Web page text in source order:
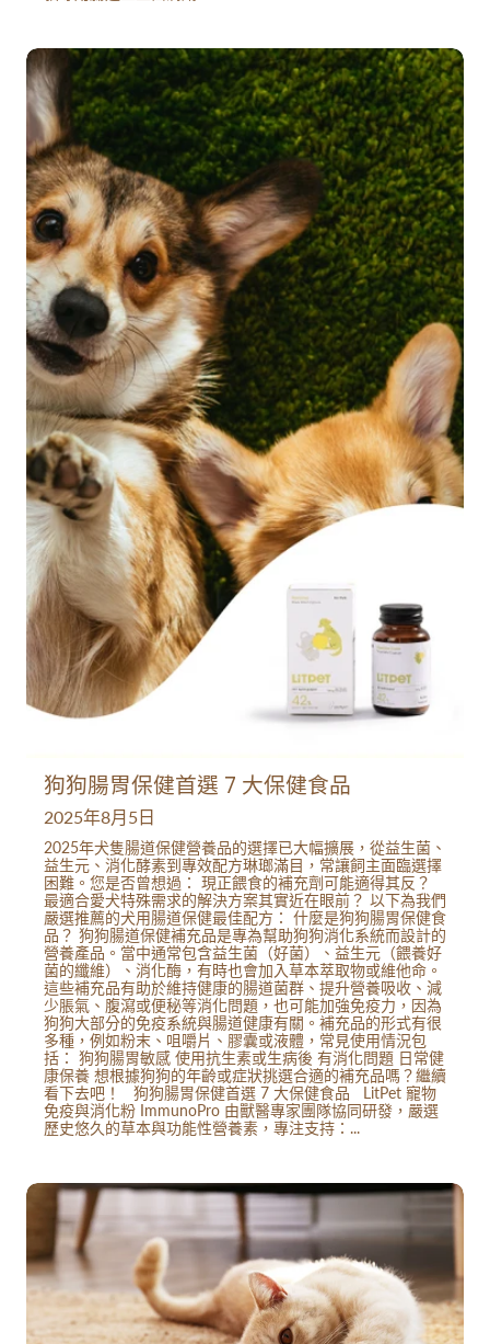
狗狗腸胃保健首選 7 大保健食品
2025年8月5日
2025年犬隻腸道保健營養品的選擇已大幅擴展，從益生菌、
益生元、消化酵素到專效配方琳瑯滿目，常讓飼主面臨選擇
困難。您是否曾想過： 現正餵食的補充劑可能適得其反？
最適合愛犬特殊需求的解決方案其實近在眼前？ 以下為我們
嚴選推薦的犬用腸道保健最佳配方： 什麼是狗狗腸胃保健食
品？ 狗狗腸道保健補充品是專為幫助狗狗消化系統而設計的
營養產品。當中通常包含益生菌（好菌）、益生元（餵養好
菌的纖維）、消化酶，有時也會加入草本萃取物或維他命。
這些補充品有助於維持健康的腸道菌群、提升營養吸收、減
少脹氣、腹瀉或便秘等消化問題，也可能加強免疫力，因為
狗狗大部分的免疫系統與腸道健康有關。補充品的形式有很
多種，例如粉末、咀嚼片、膠囊或液體，常見使用情況包
括： 狗狗腸胃敏感 使用抗生素或生病後 有消化問題 日常健
康保養 想根據狗狗的年齡或症狀挑選合適的補充品嗎？繼續
看下去吧！ 狗狗腸胃保健首選 7 大保健食品 LitPet 寵物
免疫與消化粉 ImmunoPro 由獸醫專家團隊協同研發，嚴選
歷史悠久的草本與功能性營養素，專注支持：...